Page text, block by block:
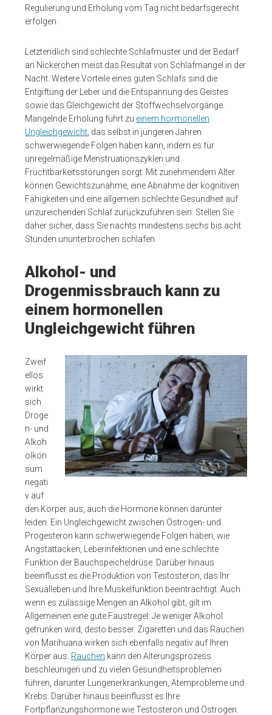
Regulierung und Erholung vom Tag nicht bedarfsgerecht
erfolgen.
Letztendlich sind schlechte Schlafmuster und der Bedarf
an Nickerchen meist das Resultat von Schlafmangel in der
Nacht. Weitere Vorteile eines guten Schlafs sind die
Entgiftung der Leber und die Entspannung des Geistes
sowie das Gleichgewicht der Stoffwechselvorgänge.
Mangelnde Erholung führt zu einem hormonellen
Ungleichgewicht , das selbst in jüngeren Jahren
schwerwiegende Folgen haben kann, indem es für
unregelmäßige Menstruationszyklen und
Fruchtbarkeitsstörungen sorgt. Mit zunehmendem Alter
können Gewichtszunahme, eine Abnahme der kognitiven
Fähigkeiten und eine allgemein schlechte Gesundheit auf
unzureichenden Schlaf zurückzuführen sein. Stellen Sie
daher sicher, dass Sie nachts mindestens sechs bis acht
Stunden ununterbrochen schlafen.
Alkohol- und
Drogenmissbrauch kann zu
einem hormonellen
Ungleichgewicht führen
Zweif
ellos
wirkt
sich
Droge
n- und
Alkoh
olkon
sum
negati
v auf
den Körper aus, auch die Hormone können darunter
leiden. Ein Ungleichgewicht zwischen Östrogen- und
Progesteron kann schwerwiegende Folgen haben, wie
Angstattacken, Leberinfektionen und eine schlechte
Funktion der Bauchspeicheldrüse. Darüber hinaus
beeinflusst es die Produktion von Testosteron, das Ihr
Sexualleben und Ihre Muskelfunktion beeinträchtigt. Auch
wenn es zulässige Mengen an Alkohol gibt, gilt im
Allgemeinen eine gute Faustregel: Je weniger Alkohol
getrunken wird, desto besser. Zigaretten und das Rauchen
von Marihuana wirken sich ebenfalls negativ auf Ihren
Körper aus. Rauchen kann den Alterungsprozess
beschleunigen und zu vielen Gesundheitsproblemen
führen, darunter Lungenerkrankungen, Atemprobleme und
Krebs. Darüber hinaus beeinflusst es Ihre
Fortpflanzungshormone wie Testosteron und Östrogen.